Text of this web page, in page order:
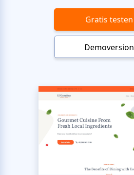
Gratis testen
Demoversion